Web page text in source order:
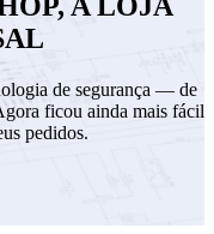
de segurança — de
ficou ainda mais fácil
pedidos.